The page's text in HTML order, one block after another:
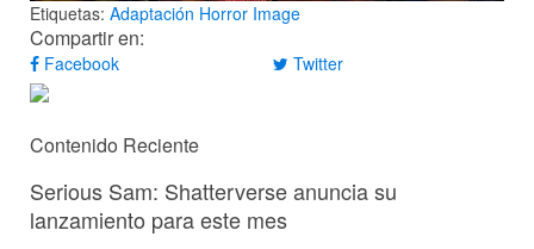
Etiquetas: Adaptación Horror Image
Compartir en:
Facebook Twitter
Contenido Reciente
Serious Sam: Shatterverse anuncia su
lanzamiento para este mes